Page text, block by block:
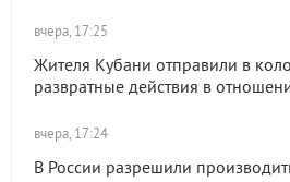
вчера, 17:25
Жителя Кубани отправили в
развратные действия в
вчера, 17:24
В России разрешили